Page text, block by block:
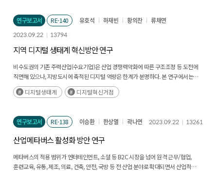
연구보고서 RE-140 유호석 하재빈 황의찬
류채연
2023.09.22
13794
지역 디지털 생태계 혁신방안 연구
비수도권의 기존 주력산업(수요기업)은 산업 경쟁력약화에 따른 구조조정 등 도전에
직면해 있으나, 지방도시에 축적된 디지털 역량은 한계가 분명하다. 본 연구에서는
수도권에 편중된 디지털 경제를 지방도시로 확산시킬 수 있는 방안을 제시하고 나아가
지방도시의 디지털 역량을 늘리고, 이를 기반으로 국가적인 경제활성화를 위한 방안을
디지털생태계 디지털혁신거점
연구보고서 RE-138 이승환 한상열 곽나연 2023.09.22 13261
산업메타버스 활성화 방안 연구
메타버스의 적용 범위가 엔터테인먼트, 소셜 등 B2C 시장을 넘어 원격 근무/협업,
훈련교육, 유통, 제조, 의료, 건축, 안전, 국방 등 전 산업 분야로 확대되면서 산업적